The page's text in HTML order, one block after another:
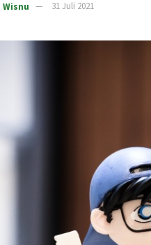
Wisnu 31 Juli 2021